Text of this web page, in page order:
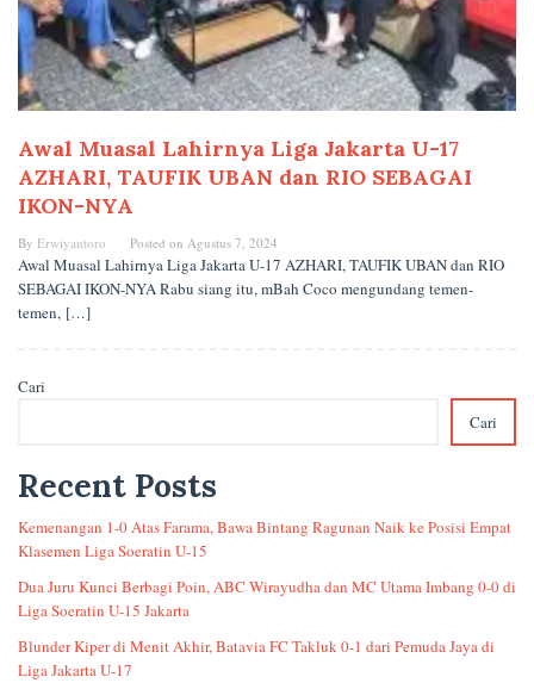
Awal Muasal Lahirnya Liga Jakarta U-17
AZHARI, TAUFIK UBAN dan RIO SEBAGAI
IKON-NYA
By Erwiyantoro Posted on Agustus 7, 2024
Awal Muasal Lahirnya Liga Jakarta U-17 AZHARI, TAUFIK UBAN dan RIO
SEBAGAI IKON-NYA Rabu siang itu, mBah Coco mengundang temen-
temen, […]
Cari
Cari
Recent Posts
Kemenangan 1-0 Atas Farama, Bawa Bintang Ragunan Naik ke Posisi Empat
Klasemen Liga Soeratin U-15
Dua Juru Kunci Berbagi Poin, ABC Wirayudha dan MC Utama Imbang 0-0 di
Liga Soeratin U-15 Jakarta
Blunder Kiper di Menit Akhir, Batavia FC Takluk 0-1 dari Pemuda Jaya di
Liga Jakarta U-17